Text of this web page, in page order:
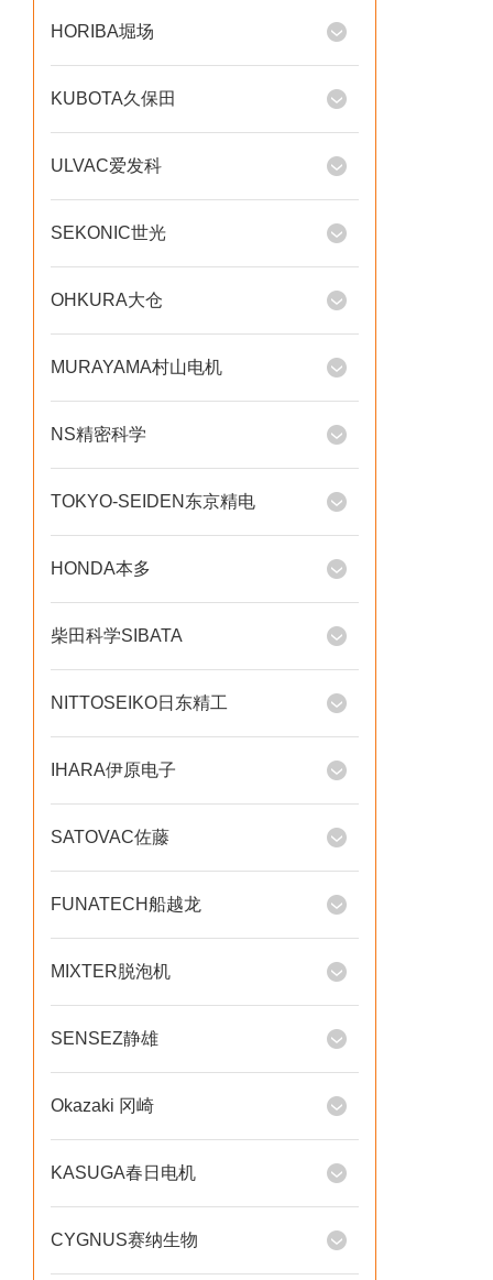
HORIBA堀场
KUBOTA久保田
ULVAC爱发科
SEKONIC世光
OHKURA大仓
MURAYAMA村山电机
NS精密科学
TOKYO-SEIDEN东京精电
HONDA本多
柴田科学SIBATA
NITTOSEIKO日东精工
IHARA伊原电子
SATOVAC佐藤
FUNATECH船越龙
MIXTER脱泡机
SENSEZ静雄
Okazaki 冈崎
KASUGA春日电机
CYGNUS赛纳生物